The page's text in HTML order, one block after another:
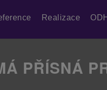
Realizace
PŘÍSNÁ